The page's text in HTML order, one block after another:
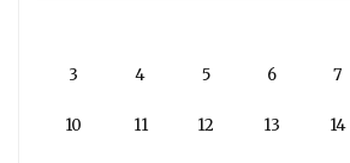
3 4 5 6 7
10 11 12 13 14